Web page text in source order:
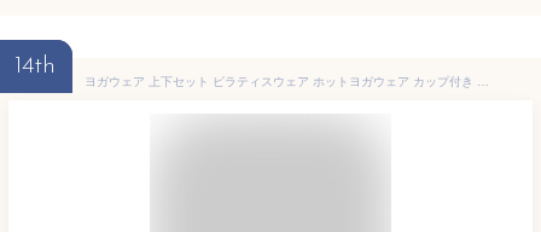
14th
ヨガウェア 上下セット ピラティスウェア ホットヨガウェア カップ付き ブラトップ ヨガパンツ ヨガレギンス 体型カバー トップス おしゃれ かわいい スポーツウェア フィットネス レディース 大きいサイズ クロスバック 伸縮性 速乾性